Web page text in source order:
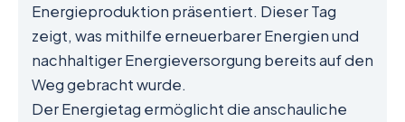
Energieproduktion präsentiert. Dieser Tag
zeigt, was mithilfe erneuerbarer Energien und
nachhaltiger Energieversorgung bereits auf den
Weg gebracht wurde.
Der Energietag ermöglicht die anschauliche